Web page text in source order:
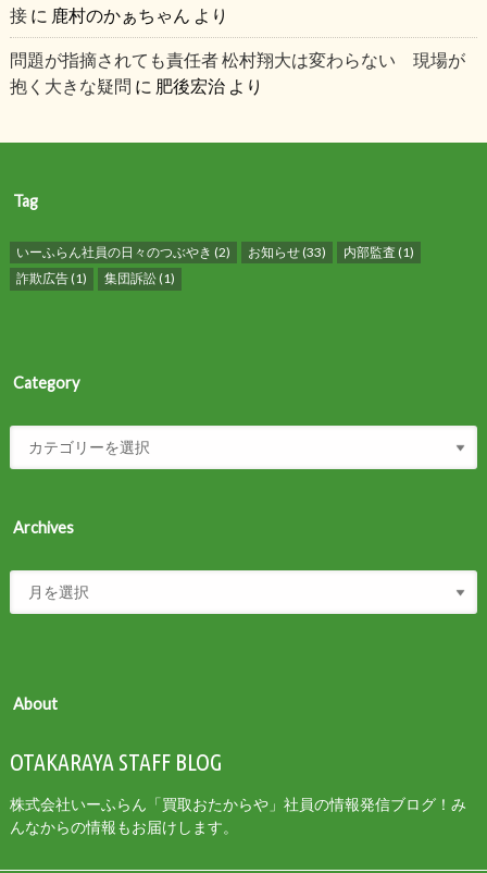
接に 鹿村のかぁちゃん より
問題が指摘されても責任者 松村翔大は変わらない 現場が
抱く大きな疑問 に 肥後宏治より
Tag
いーふらん社員の日々のつぶやき (2) お知らせ(33) 内部監査 (1)
詐欺広告(1) 集団訴訟(1)
Category
Archives
About
OTAKARAYA STAFF BLOG
株式会社いーふらん「買取おたからや」社員の情報発信ブログ！み
んなからの情報もお届けします。